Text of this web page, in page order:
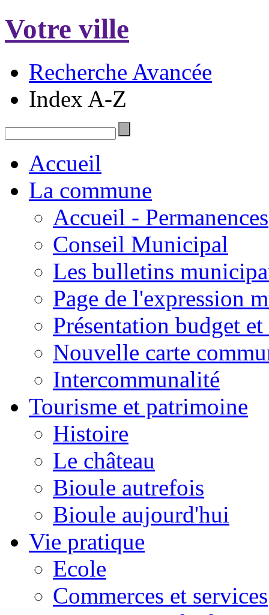
Votre ville
Recherche Avancée
Index A-Z
Accueil
La commune
Accueil - Permanences
Conseil Municipal
Les bulletins
Page de l'expression
Présentation budget
Nouvelle carte
Intercommunalité
Tourisme et patrimoine
Histoire
Le château
Bioule autrefois
Bioule aujourd'hui
Vie pratique
Ecole
Commerces et services